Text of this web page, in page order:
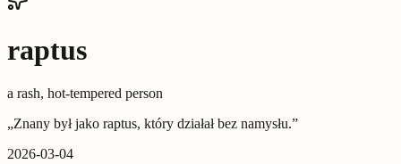
raptus
a rash, hot-tempered person
„Znany był jako raptus, który działał bez namysłu.”
2026-03-04